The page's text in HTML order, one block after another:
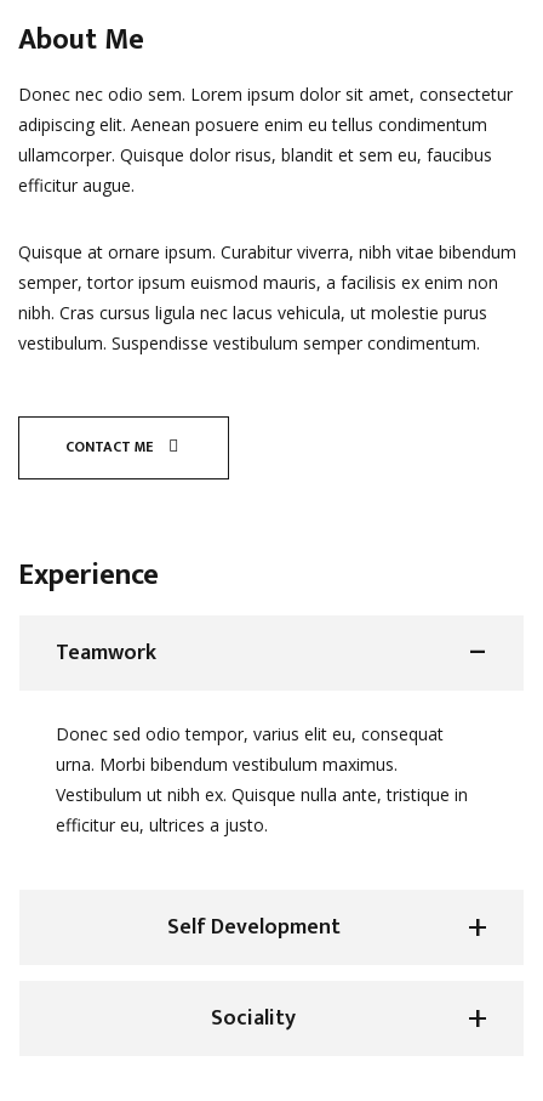
About Me
Donec nec odio sem. Lorem ipsum dolor sit amet, consectetur
adipiscing elit. Aenean posuere enim eu tellus condimentum
ullamcorper. Quisque dolor risus, blandit et sem eu, faucibus
efficitur augue.
Quisque at ornare ipsum. Curabitur viverra, nibh vitae bibendum
semper, tortor ipsum euismod mauris, a facilisis ex enim non
nibh. Cras cursus ligula nec lacus vehicula, ut molestie purus
vestibulum. Suspendisse vestibulum semper condimentum.
CONTACT ME
Experience
Teamwork
Donec sed odio tempor, varius elit eu, consequat
urna. Morbi bibendum vestibulum maximus.
Vestibulum ut nibh ex. Quisque nulla ante, tristique in
efficitur eu, ultrices a justo.
Self Development
Sociality